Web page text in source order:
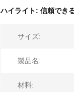
ハイライト: 信頼でき
サイズ:
製品名:
材料: